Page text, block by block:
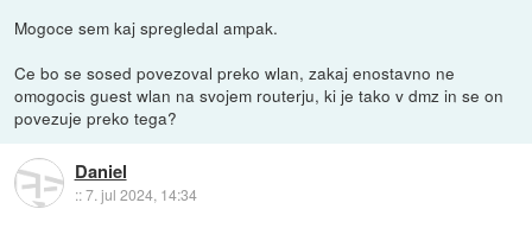
Mogoce sem kaj spregledal ampak.
Ce bo se sosed povezoval preko wlan, zakaj enostavno ne
omogocis guest wlan na svojem routerju, ki je tako v dmz in se on
povezuje preko tega?
Daniel
::7. jul 2024, 14:34